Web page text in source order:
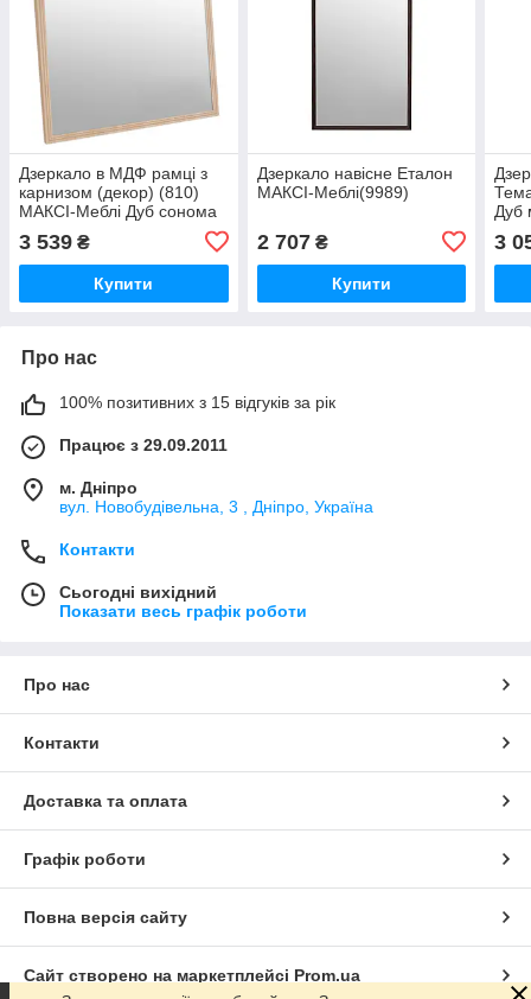
Дзеркало в МДФ рамці з
карнизом (декор) (810)
МАКСІ-Меблі Дуб сонома
3 539 ₴
Купити
Дзеркало навісне Еталон
МАКСІ-Меблі(9989)
2 707₴
Купити
Дуб
3
Про нас
100% позитивних з 15 відгуків за рік
Працює з 29.09.2011
м. Дніпро
вул. Новобудівельна, 3 , Дніпро, Україна
Контакти
Сьогодні вихідний
Показати весь графік роботи
Про нас
Контакти
Доставка та оплата
Графік роботи
Повна версія сайту
Сайт створено на маркетплейсі Prom.ua